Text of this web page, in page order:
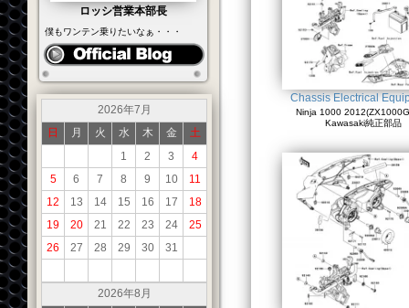
ロッシ営業本部長
僕もワンテン乗りたいなぁ・・・
2026年7月
日
月 火 水 木 金
土
1
2 3
4
5
6 7 8 9 10
11
12
13 14 15 16 17
18
19
20 21 22 23 24
25
26
27 28 29 30 31
2026年8月
Chassis Electrical
Ninja 1000
Kawasaki純正部品